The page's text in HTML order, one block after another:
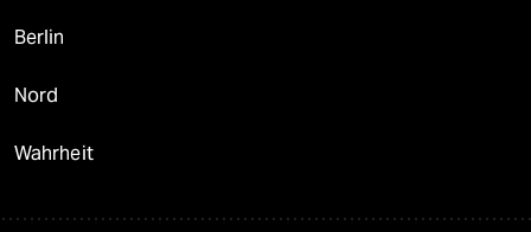
Berlin
Nord
Wahrheit